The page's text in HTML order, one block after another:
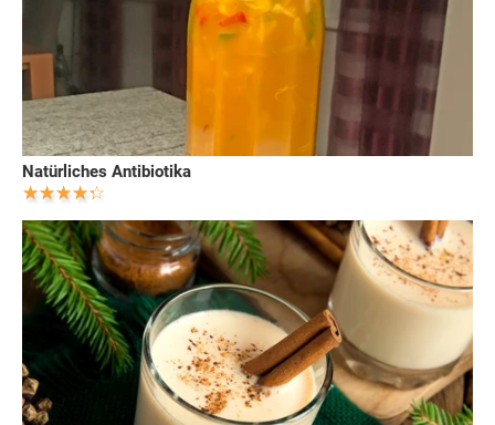
Natürliches Antibiotika